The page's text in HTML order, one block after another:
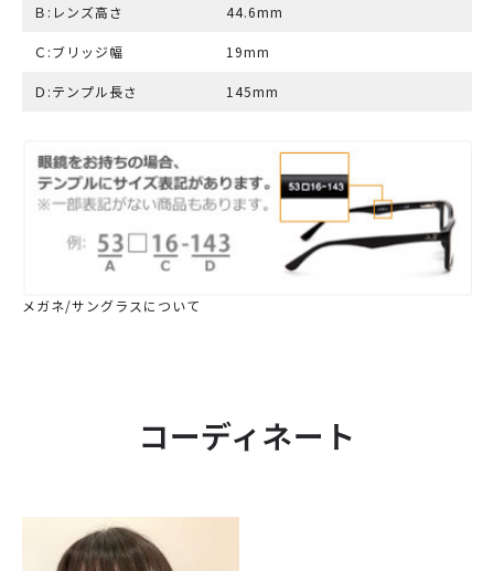
Ｂ:レンズ高さ 44.6mm
Ｃ:ブリッジ幅 19mm
Ｄ:テンプル長さ 145mm
メガネ/サングラスについて
コーディネート